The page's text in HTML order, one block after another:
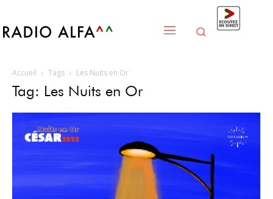
Accueil Tags Les Nuits en Or
Tag: Les Nuits en Or